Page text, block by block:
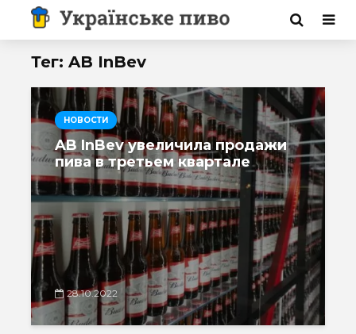
Тег: AB InBev
НОВОСТИ
AB InBev увеличила продажи
пива в третьем квартале
28.10.2022